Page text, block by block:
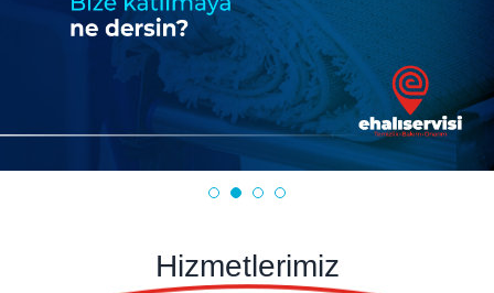
Hizmetlerimiz